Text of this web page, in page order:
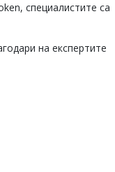
специалистите са
на експертите